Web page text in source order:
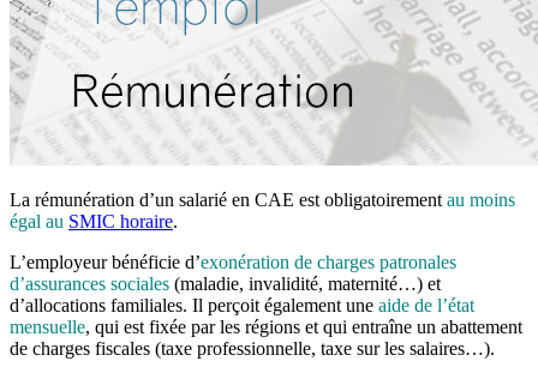
La rémunération d’un salarié en CAE est obligatoirement au moins
égal au SMIC horaire.
L’employeur bénéficie d’exonération de charges patronales
d’assurances sociales (maladie, invalidité, maternité…) et
d’allocations familiales. Il perçoit également une aide de l’état
mensuelle, qui est fixée par les régions et qui entraîne un abattement
de charges fiscales (taxe professionnelle, taxe sur les salaires…).